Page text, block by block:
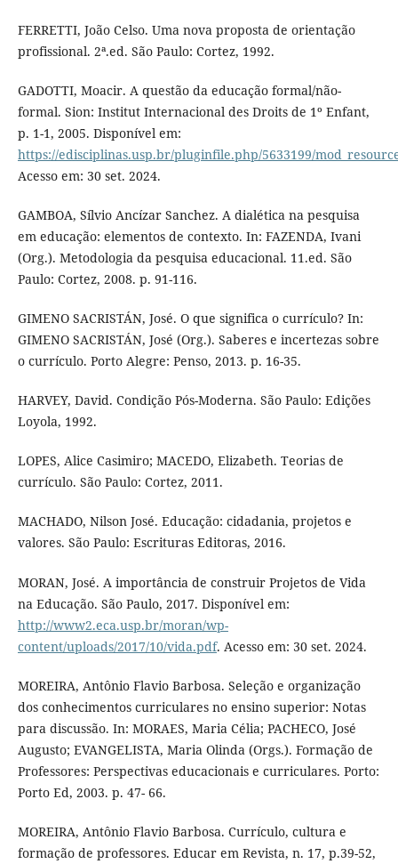
FERRETTI, João Celso. Uma nova proposta de orientação
profissional. 2ª.ed. São Paulo: Cortez, 1992.
GADOTTI, Moacir. A questão da educação formal/não-
formal. Sion: Institut Internacional des Droits de 1º Enfant,
p. 1-1, 2005. Disponível em:
https://edisciplinas.usp.br/pluginfile.php/5633199/
Acesso em: 30 set. 2024.
GAMBOA, Sílvio Ancízar Sanchez. A dialética na pesquisa
em educação: elementos de contexto. In: FAZENDA, Ivani
(Org.). Metodologia da pesquisa educacional. 11.ed. São
Paulo: Cortez, 2008. p. 91-116.
GIMENO SACRISTÁN, José. O que significa o currículo? In:
GIMENO SACRISTÁN, José (Org.). Saberes e incertezas sobre
o currículo. Porto Alegre: Penso, 2013. p. 16-35.
HARVEY, David. Condição Pós-Moderna. São Paulo: Edições
Loyola, 1992.
LOPES, Alice Casimiro; MACEDO, Elizabeth. Teorias de
currículo. São Paulo: Cortez, 2011.
MACHADO, Nilson José. Educação: cidadania, projetos e
valores. São Paulo: Escrituras Editoras, 2016.
MORAN, José. A importância de construir Projetos de Vida
na Educação. São Paulo, 2017. Disponível em:
http://www2.eca.usp.br/moran/wp-
content/uploads/2017/10/vida.pdf. Acesso em: 30 set. 2024.
MOREIRA, Antônio Flavio Barbosa. Seleção e organização
dos conhecimentos curriculares no ensino superior: Notas
para discussão. In: MORAES, Maria Célia; PACHECO, José
Augusto; EVANGELISTA, Maria Olinda (Orgs.). Formação de
Professores: Perspectivas educacionais e curriculares. Porto:
Porto Ed, 2003. p. 47- 66.
MOREIRA, Antônio Flavio Barbosa. Currículo, cultura e
formação de professores. Educar em Revista, n. 17, p.39-52,